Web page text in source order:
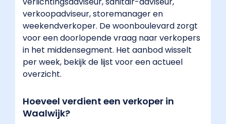
verkoopadviseur, storemanager en
weekendverkoper. De woonboulevard zorgt
voor een doorlopende vraag naar verkopers
in het middensegment. Het aanbod wisselt
per week, bekijk de lijst voor een actueel
overzicht.
Hoeveel verdient een verkoper in
Waalwijk?